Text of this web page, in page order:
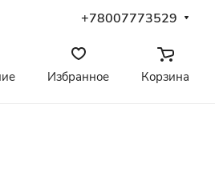
+78007773529
Избранное Корзина